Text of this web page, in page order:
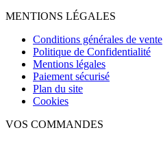
MENTIONS LÉGALES
Conditions générales de vente
Politique de Confidentialité
Mentions légales
Paiement sécurisé
Plan du site
Cookies
VOS COMMANDES